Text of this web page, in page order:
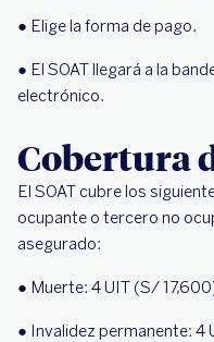
● Elige la forma de pago.
● El SOAT llegará a la
electrónico.
Cobertura
El SOAT cubre los
ocupante o tercero no
asegurado:
● Muerte: 4 UIT (S/
● Invalidez permanente: 4